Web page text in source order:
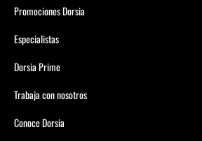
Promociones Dorsia
Especialistas
Dorsia Prime
Trabaja con nosotros
Conoce Dorsia